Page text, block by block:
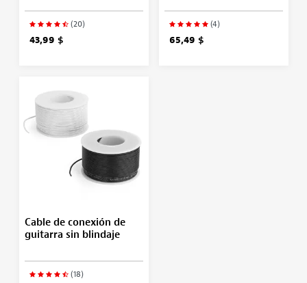
(20)
43,99 $
(4)
65,49 $
Cable de conexión de
guitarra sin blindaje
(18)